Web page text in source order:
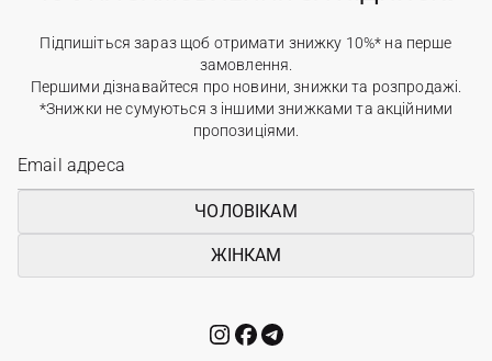
Підпишіться зараз щоб отримати знижку 10%* на перше
замовлення.
Першими дізнавайтеся про новини, знижки та розпродажі.
*Знижки не сумуються з іншими знижками та акційними
пропозиціями.
ЧОЛОВІКАМ
ЖІНКАМ